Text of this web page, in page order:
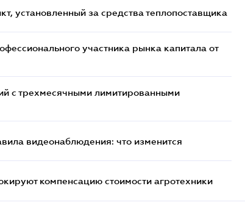
установленный за средства теплопоставщика
участника рынка капитала от
с трехмесячными лимитированными
видеонаблюдения: что изменится
компенсацию стоимости агротехники